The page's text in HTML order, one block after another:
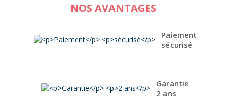
NOS AVANTAGES
Paiement
sécurisé
Garantie
2 ans